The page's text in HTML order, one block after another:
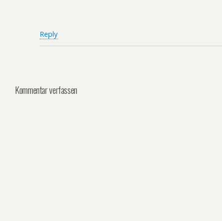
Reply
Kommentar verfassen